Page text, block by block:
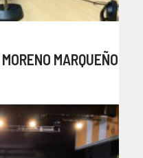
MARQUEÑO